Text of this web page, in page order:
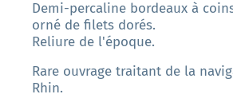
Demi-percaline bordeaux à
orné de filets dorés.
Reliure de l'époque.
Rare ouvrage traitant de la
Rhin.